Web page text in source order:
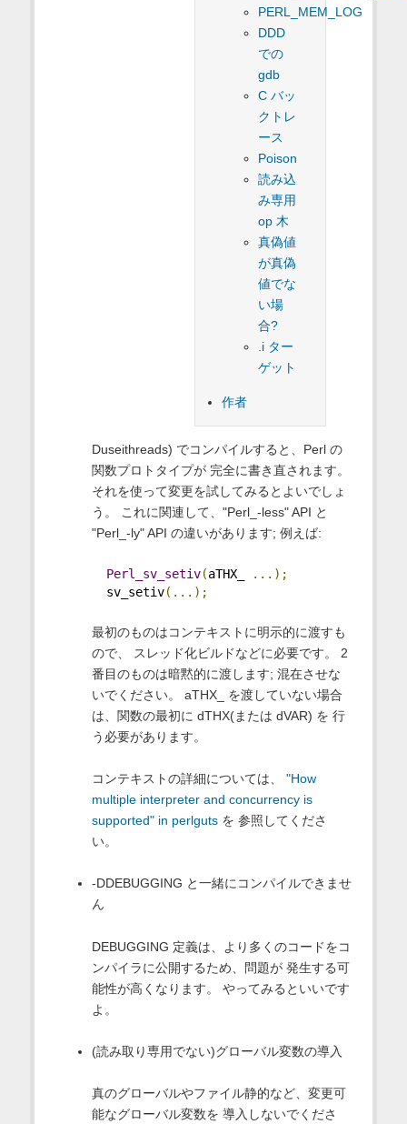
PERL_MEM_LOG
DDD
での
gdb
C バッ
クトレ
ース
Poison
読み込
み専用
op 木
真偽値
が真偽
値でな
い場
合?
.i ター
ゲット
作者
Duseithreads) でコンパイルすると、Perl の
関数プロトタイプが 完全に書き直されます。
それを使って変更を試してみるとよいでしょ
う。 これに関連して、"Perl_-less" API と
"Perl_-ly" API の違いがあります; 例えば:
Perl_sv_setiv(aTHX_
...);
sv_setiv(...);
最初のものはコンテキストに明示的に渡すも
ので、 スレッド化ビルドなどに必要です。 2
番目のものは暗黙的に渡します; 混在させな
いでください。 aTHX_ を渡していない場合
は、関数の最初に dTHX(または dVAR) を 行
う必要があります。
コンテキストの詳細については、 "How
multiple interpreter and concurrency is
supported" in perlgutsを 参照してくださ
い。
-DDEBUGGING と一緒にコンパイルできませ
ん
DEBUGGING 定義は、より多くのコードをコ
ンパイラに公開するため、問題が 発生する可
能性が高くなります。 やってみるといいです
よ。
(読み取り専用でない)グローバル変数の導入
真のグローバルやファイル静的など、変更可
能なグローバル変数を 導入しないでくださ